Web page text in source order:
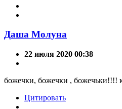
Даша Молуна
22 июля 2020 00:38
божечки, божечки , божечьки!!!!
Цитировать